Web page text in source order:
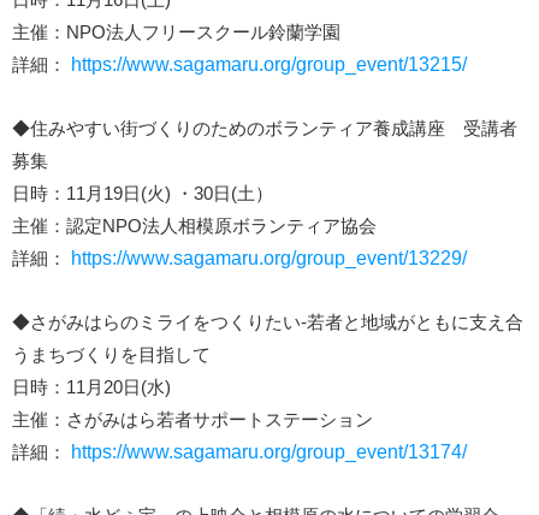
主催：NPO法人フリースクール鈴蘭学園
詳細：
https://www.sagamaru.org/group_event/13215/
◆住みやすい街づくりのためのボランティア養成講座 受講者
募集
日時：11月19日(火) ・30日(土）
主催：認定NPO法人相模原ボランティア協会
詳細：
https://www.sagamaru.org/group_event/13229/
◆さがみはらのミライをつくりたい-若者と地域がともに支え合
うまちづくりを目指して
日時：11月20日(水)
主催：さがみはら若者サポートステーション
詳細：
https://www.sagamaru.org/group_event/13174/